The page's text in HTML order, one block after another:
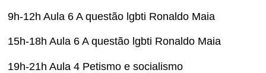
9h-12h Aula 6 A questão lgbti Ronaldo Maia
15h-18h Aula 6 A questão lgbti Ronaldo Maia
19h-21h Aula 4 Petismo e socialismo